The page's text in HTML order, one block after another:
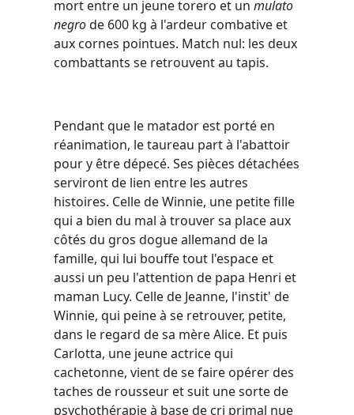
mort entre un jeune torero et un mulato
negrode 600 kg à l'ardeur combative et
aux cornes pointues. Match nul: les deux
combattants se retrouvent au tapis.
Pendant que le matador est porté en
réanimation, le taureau part à l'abattoir
pour y être dépecé. Ses pièces détachées
serviront de lien entre les autres
histoires. Celle de Winnie, une petite fille
qui a bien du mal à trouver sa place aux
côtés du gros dogue allemand de la
famille, qui lui bouffe tout l'espace et
aussi un peu l'attention de papa Henri et
maman Lucy. Celle de Jeanne, l'instit' de
Winnie, qui peine à se retrouver, petite,
dans le regard de sa mère Alice. Et puis
Carlotta, une jeune actrice qui
cachetonne, vient de se faire opérer des
taches de rousseur et suit une sorte de
psychothérapie à base de cri primal nue